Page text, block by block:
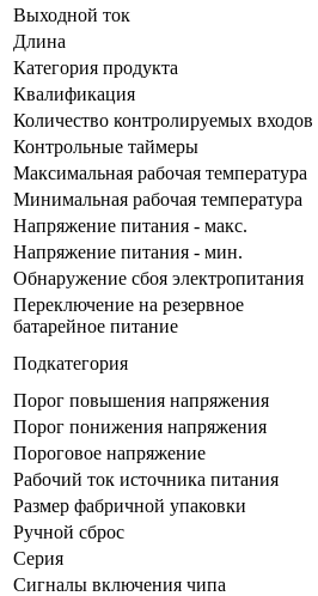
Выходной ток
Длина
Категория продукта
Квалификация
Количество контролируемых входов
Контрольные таймеры
Максимальная рабочая температура
Минимальная рабочая температура
Напряжение питания - макс.
Напряжение питания - мин.
Обнаружение сбоя электропитания
Переключение на резервное
батарейное питание
Подкатегория
Порог повышения напряжения
Порог понижения напряжения
Пороговое напряжение
Рабочий ток источника питания
Размер фабричной упаковки
Ручной сброс
Серия
Сигналы включения чипа